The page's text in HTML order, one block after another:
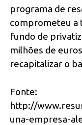
programa de
comprometeu a
fundo de
milhões de
recapitalizar o
Fonte:
http://
una-empresa-